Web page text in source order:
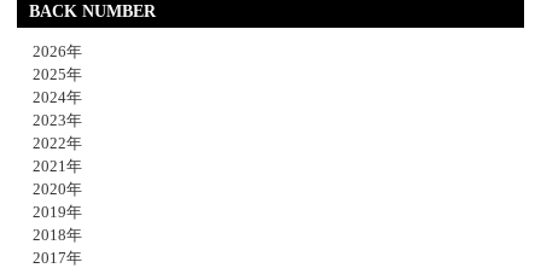
BACK NUMBER
2026年
2025年
2024年
2023年
2022年
2021年
2020年
2019年
2018年
2017年